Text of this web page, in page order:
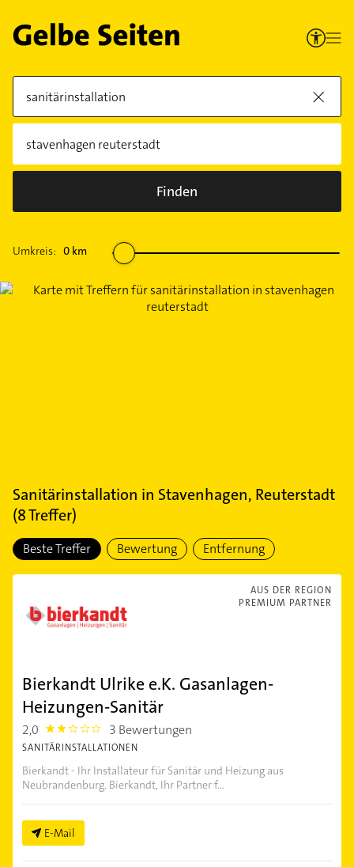
Finden
Umkreis: 0 km
Sanitärinstallation in Stavenhagen, Reuterstadt
(8Treffer)
Beste Treffer Bewertung Entfernung
AUS DER REGION
PREMIUM PARTNER
Bierkandt Ulrike e.K. Gasanlagen-
Heizungen-Sanitär
2,0 2.0 3 Bewertungen
SANITÄRINSTALLATIONEN
Bierkandt - Ihr Installateur für Sanitär und Heizung aus
Neubrandenburg. Bierkandt, Ihr Partner f...
E-Mail